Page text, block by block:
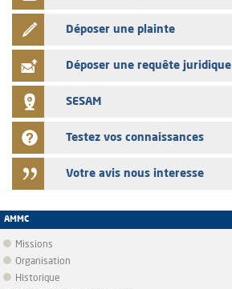
Déposer une plainte
Déposer une requête juridique
SESAM
Testez vos connaissances
Votre avis nous interesse
AMMC
Missions
Organisation
Historique